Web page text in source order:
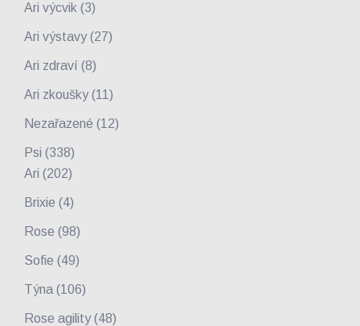
Ari výcvik (3)
Ari výstavy(27)
Ari zdraví (8)
Ari zkoušky(11)
Nezařazené (12)
Psi (338)
Ari (202)
Brixie (4)
Rose (98)
Sofie (49)
Týna (106)
Rose agility(48)